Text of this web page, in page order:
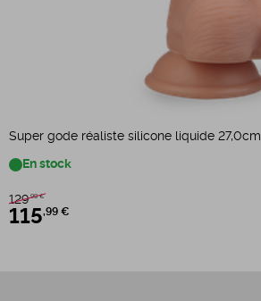
Super gode réaliste silicone liquide 27,0cm
En stock
129 ,99 €
115,99 €